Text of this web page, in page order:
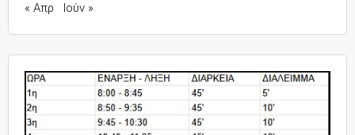
« Απρ Ιούν »